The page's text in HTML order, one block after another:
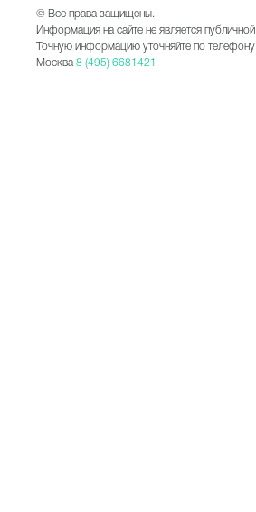
© Все права защищены.
Информация на сайте не является
Точную информацию уточняйте по телефону
Москва 8 (495) 6681421